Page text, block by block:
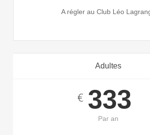
A régler au Club Léo
Adultes
€333
Par an